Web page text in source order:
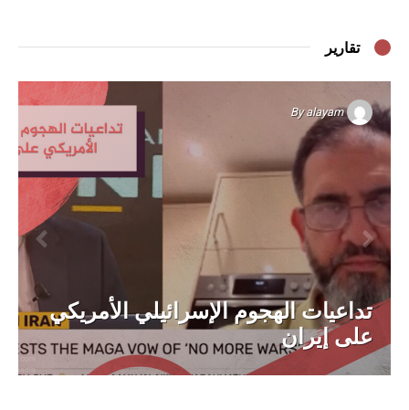
تقارير
Byalayam
تداعيات الهجوم الإسرائيلي الأمريكي
على إيران